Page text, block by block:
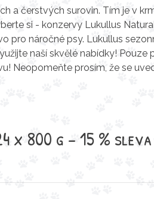
a čerstvých surovin. Tím je v
si - konzervy Lukullus
pro náročné psy. Lukullus
naší skvělé nabídky! Pouze
Neopomeňte prosím, že se
x 800 g - 15 %